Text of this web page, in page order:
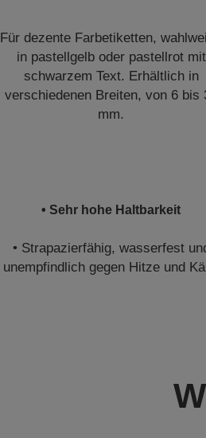
Für dezente Farbetiketten,
in pastellgelb oder pastellrot mit
schwarzem Text. Erhältlich in
verschiedenen Breiten, von 6 bis
mm.
• Sehr hohe Haltbarkeit
• Strapazierfähig, wasserfest
unempfindlich gegen Hitze und